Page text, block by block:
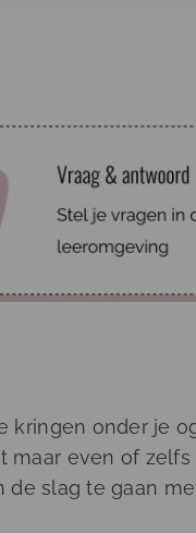
kringen onder je
even of zelfs
de slag te gaan